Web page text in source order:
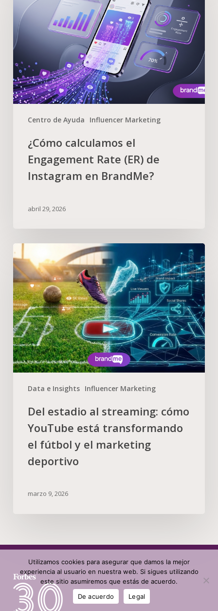
Centro de Ayuda Influencer Marketing
¿Cómo calculamos el
Engagement Rate (ER) de
Instagram en BrandMe?
abril 29, 2026
Data e Insights Influencer Marketing
Del estadio al streaming: cómo
YouTube está transformando
el fútbol y el marketing
deportivo
marzo 9, 2026
Utilizamos cookies para asegurar que damos la mejor
experiencia al usuario en nuestra web. Si sigues utilizando
este sitio asumiremos que estás de acuerdo.
De acuerdo
Legal